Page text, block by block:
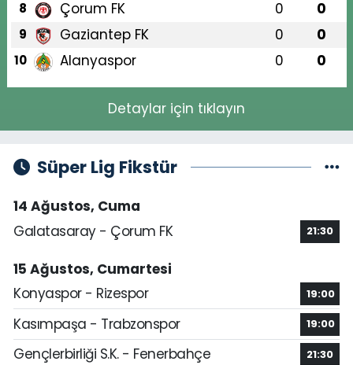
8 Çorum FK 0 0
9 Gaziantep FK 0 0
10 Alanyaspor 0 0
Detaylar için tıklayın
Süper Lig Fikstür
14 Ağustos, Cuma
Galatasaray - Çorum FK
21:30
15 Ağustos, Cumartesi
Konyaspor - Rizespor
19:00
Kasımpaşa - Trabzonspor 19:00
Gençlerbirliği S.K. - Fenerbahçe 21:30